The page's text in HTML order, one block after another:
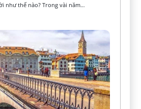
như thế nào? Trong vài năm…